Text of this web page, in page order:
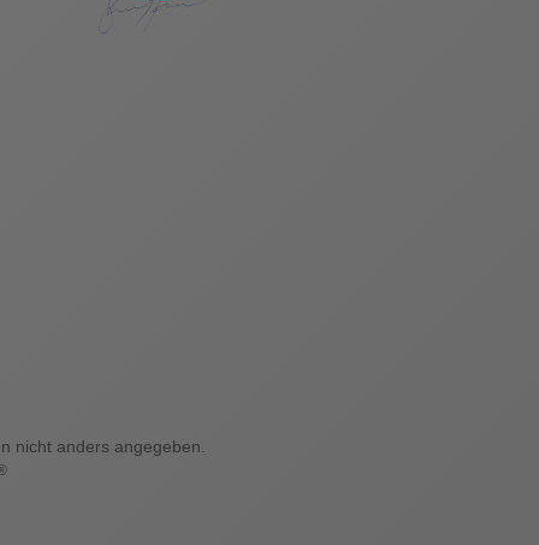
nicht anders angegeben.